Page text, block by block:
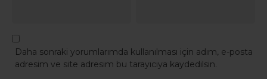
Daha sonraki yorumlarımda kullanılması için adım, e-posta
adresim ve site adresim bu tarayıcıya kaydedilsin.